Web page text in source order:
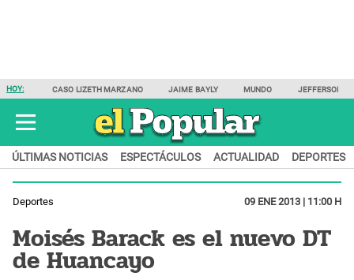
HOY: CASO LIZETH MARZANO JAIME BAYLY MUNDO JEFFERSON
ÚLTIMAS NOTICIAS ESPECTÁCULOS ACTUALIDAD DEPORTES
Deportes 09 ENE 2013 | 11:00 H
Moisés Barack es el nuevo DT
de Huancayo